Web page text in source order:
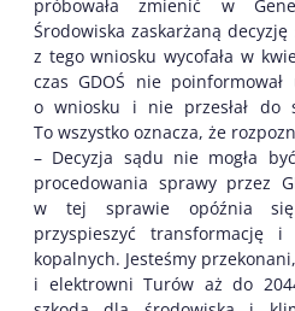
próbowała zmienić w
Środowiska zaskarżaną
z tego wniosku wycofała w
czas GDOŚ nie poinformował
o wniosku i nie przesłał do
To wszystko oznacza, że
– Decyzja sądu nie mogła
procedowania sprawy przez
w tej sprawie opóźnia się
przyspieszyć transformację
kopalnych. Jesteśmy
i elektrowni Turów aż do